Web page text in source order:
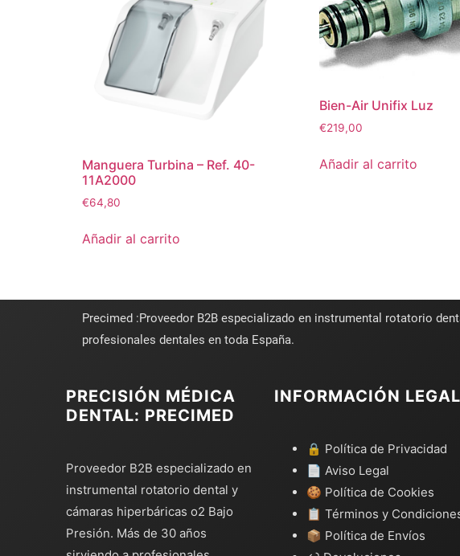
Manguera Turbina – Ref. 40-
11A2000
€64,80
Añadir al carrito
Bien-Air Unifix Luz
€219,00
Añadir al carrito
Precimed :Proveedor B2B especializado en instrumental rotatorio
profesionales dentales en toda España.
PRECISIÓN MÉDICA
DENTAL: PRECIMED
Proveedor B2B especializado en
instrumental rotatorio dental y
cámaras hiperbáricas o2 Bajo
Presión. Más de 30 años
INFORMACIÓN LEGAL
🔒 Política de Privacidad
📄 Aviso Legal
🍪 Política de Cookies
📋 Términos y
📦 Política de Envíos